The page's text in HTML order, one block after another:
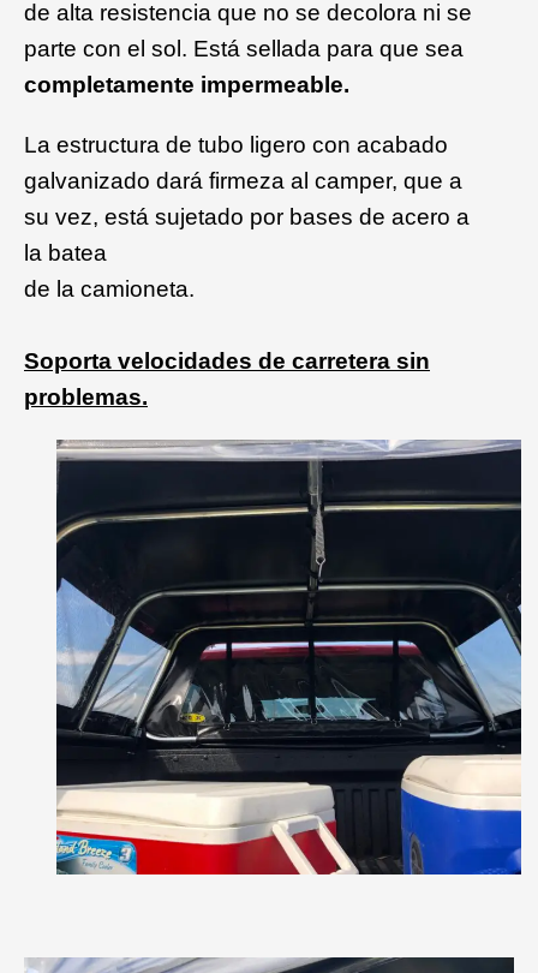
de alta resistencia que no se decolora ni se
parte con el sol. Está sellada para que sea
completamente impermeable.
La estructura de tubo ligero con acabado
galvanizado dará firmeza al camper, que a
su vez, está sujetado por bases de acero a
la batea
de la camioneta.
Soporta velocidades de carretera sin
problemas.